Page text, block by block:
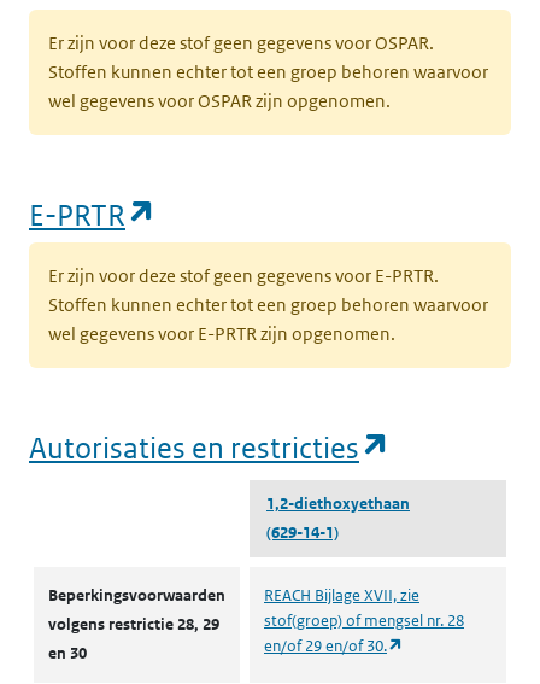
Er zijn voor deze stof geen gegevens voor OSPAR.
Stoffen kunnen echter tot een groep behoren waarvoor
wel gegevens voor OSPAR zijn opgenomen.
E-PRTR
Er zijn voor deze stof geen gegevens voor E-PRTR.
Stoffen kunnen echter tot een groep behoren waarvoor
wel gegevens voor E-PRTR zijn opgenomen.
Autorisaties en restricties
1,2-diethoxyethaan
(629-14-1)
Beperkingsvoorwaarden
volgens restrictie 28, 29
en 30
REACH Bijlage XVII, zie
stof(groep) of mengsel nr. 28
en/of 29 en/of 30.